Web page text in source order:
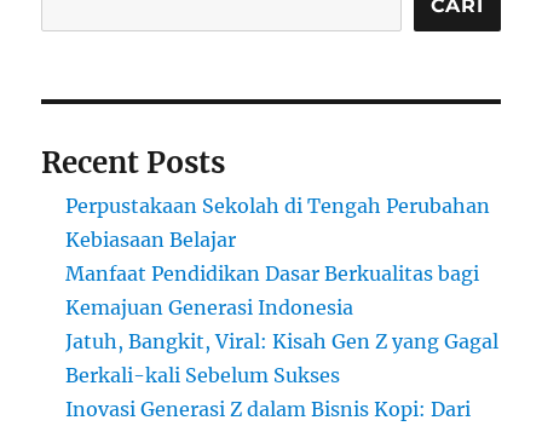
CARI
Recent Posts
Perpustakaan Sekolah di Tengah Perubahan
Kebiasaan Belajar
Manfaat Pendidikan Dasar Berkualitas bagi
Kemajuan Generasi Indonesia
Jatuh, Bangkit, Viral: Kisah Gen Z yang Gagal
Berkali-kali Sebelum Sukses
Inovasi Generasi Z dalam Bisnis Kopi: Dari